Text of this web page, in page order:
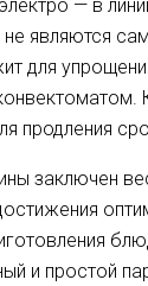
— в
не являются
для
продления
заключен
и простой